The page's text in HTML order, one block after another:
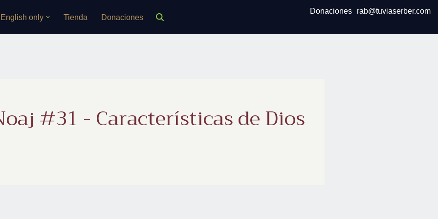
English only Tienda Donaciones
Donaciones rab@tuviaserber.com
#31 - Características de Dios